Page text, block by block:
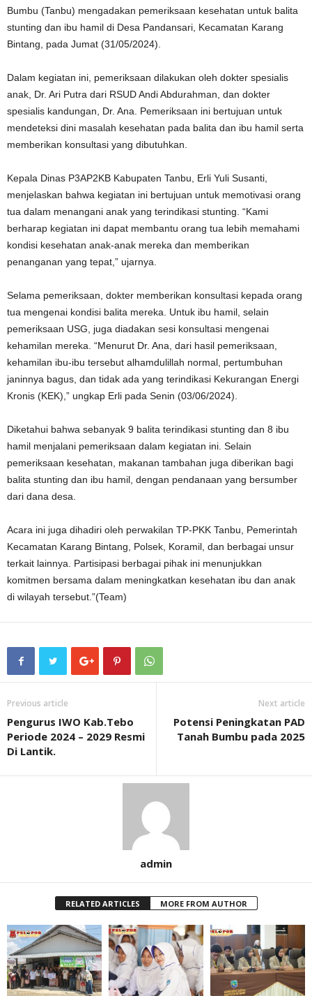
Bumbu (Tanbu) mengadakan pemeriksaan kesehatan untuk balita
stunting dan ibu hamil di Desa Pandansari, Kecamatan Karang
Bintang, pada Jumat (31/05/2024).
Dalam kegiatan ini, pemeriksaan dilakukan oleh dokter spesialis
anak, Dr. Ari Putra dari RSUD Andi Abdurahman, dan dokter
spesialis kandungan, Dr. Ana. Pemeriksaan ini bertujuan untuk
mendeteksi dini masalah kesehatan pada balita dan ibu hamil serta
memberikan konsultasi yang dibutuhkan.
Kepala Dinas P3AP2KB Kabupaten Tanbu, Erli Yuli Susanti,
menjelaskan bahwa kegiatan ini bertujuan untuk memotivasi orang
tua dalam menangani anak yang terindikasi stunting. “Kami
berharap kegiatan ini dapat membantu orang tua lebih memahami
kondisi kesehatan anak-anak mereka dan memberikan
penanganan yang tepat,” ujarnya.
Selama pemeriksaan, dokter memberikan konsultasi kepada orang
tua mengenai kondisi balita mereka. Untuk ibu hamil, selain
pemeriksaan USG, juga diadakan sesi konsultasi mengenai
kehamilan mereka. “Menurut Dr. Ana, dari hasil pemeriksaan,
kehamilan ibu-ibu tersebut alhamdulillah normal, pertumbuhan
janinnya bagus, dan tidak ada yang terindikasi Kekurangan Energi
Kronis (KEK),” ungkap Erli pada Senin (03/06/2024).
Diketahui bahwa sebanyak 9 balita terindikasi stunting dan 8 ibu
hamil menjalani pemeriksaan dalam kegiatan ini. Selain
pemeriksaan kesehatan, makanan tambahan juga diberikan bagi
balita stunting dan ibu hamil, dengan pendanaan yang bersumber
dari dana desa.
Acara ini juga dihadiri oleh perwakilan TP-PKK Tanbu, Pemerintah
Kecamatan Karang Bintang, Polsek, Koramil, dan berbagai unsur
terkait lainnya. Partisipasi berbagai pihak ini menunjukkan
komitmen bersama dalam meningkatkan kesehatan ibu dan anak
di wilayah tersebut.”(Team)
Previous article
Pengurus IWO Kab.Tebo
Periode 2024 – 2029 Resmi
Di Lantik.
Next article
Potensi Peningkatan PAD
Tanah Bumbu pada 2025
admin
RELATED ARTICLES MORE FROM AUTHOR